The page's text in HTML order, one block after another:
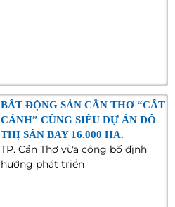
BẤT ĐỘNG SẢN CẦN THƠ “CẤT
CÁNH” CÙNG SIÊU DỰ ÁN ĐÔ
THỊ SÂN BAY 16.000 HA.
TP. Cần Thơ vừa công bố định
hướng phát triển